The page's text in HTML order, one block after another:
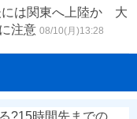
には関東へ上陸か 大
注意 08/10(月)13:28
?15時間先までの